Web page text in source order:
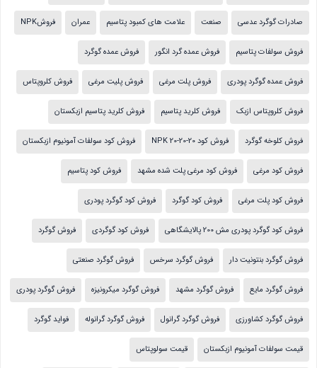
صادرات گوگرد عدسی صنعت علامت های کمبود پتاسیم عمران فروشNPK
فروش سولفات پتاسیم فروش عمده گرد انگور فروش عمده گوگرد
فروش عمده گوگرد پودری فروش پلت مرغی فروش پلیت مرغی فروش کلروپتاس
فروش کلروپتاس ازبک فروش کلرید پتاسیم فروش کلرید پتاسیم ازبکستان
فروش کلوخه گوگرد فروش کود NPK 20-20-20 فروش کود سولفات آمونیوم ازبکستان
فروش کود مرغی فروش کود مرغی پلت شده مشهد فروش کود پتاسیم
فروش کود پلت مرغی فروش کود گوگرد فروش کود گوگرد پودری
فروش کود گوگرد پودری مش 200 پالایشگاهی فروش کود گوگردی فروش گوگرد
فروش گوگرد بنتونیت دار فروش گوگرد سرخس فروش گوگرد صنعتی
فروش گوگرد مایع فروش گوگرد مشهد فروش گوگرد میکرونیزه فروش گوگرد پودری
فروش گوگرد کشاورزی فروش گوگرد گرانول فروش گوگرد گرانوله فواید گوگرد
قیمت سولفات آمونیوم ازبکستان قیمت سولوپتاس